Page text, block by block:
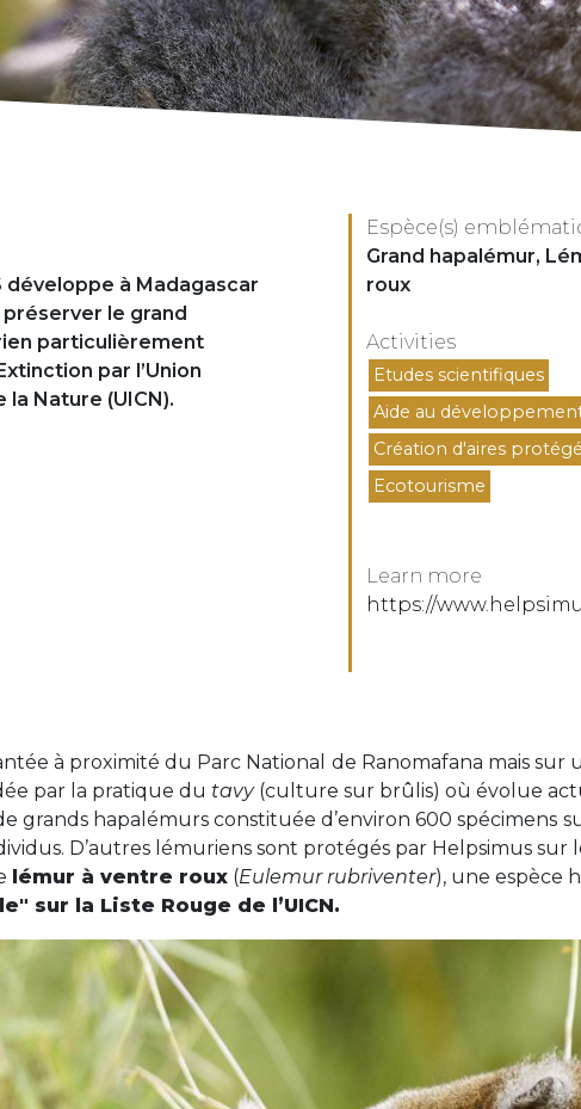
développe à Madagascar
le grand
particulièrement
par l’Union
Nature (UICN).
Espèce(s)
Espèces
Grand hapalémur,
roux
Activities
Activités
Etudes scientifiques
Aide au
Création d'aires
Ecotourisme
Learn more
https://
à proximité du Parc National de Ranomafana mais
par la pratique du tavy(culture sur brûlis) où évolue
grands hapalémurs constituée d’environ 600 spécimens
D’autres lémuriens sont protégés par Helpsimus
lémur à ventre roux (Eulemur rubriventer), une espèce
sur la Liste Rouge de l’UICN.